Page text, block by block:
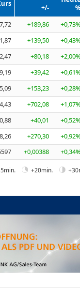
+/-
+189,86
+139,50
+80,18
+39,42
+153,23
+702,08
+40,01
+270,30
+0,00388
+20min.